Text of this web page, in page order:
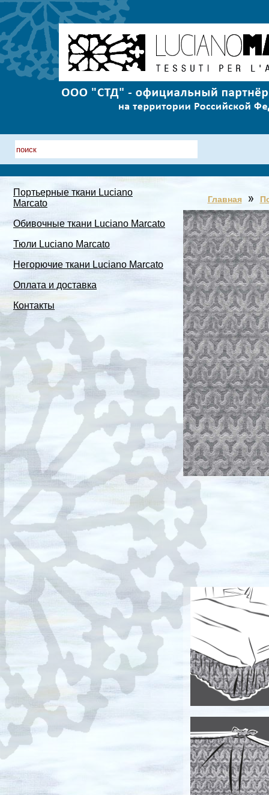
Портьерные ткани Luciano
Marcato
Обивочные ткани Luciano Marcato
Тюли Luciano Marcato
Негорючие ткани Luciano Marcato
Оплата и доставка
Контакты
Главная